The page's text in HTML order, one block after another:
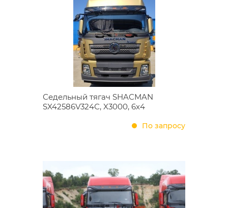
Седельный тягач SHACMAN
SX42586V324С, X3000, 6х4
По запросу